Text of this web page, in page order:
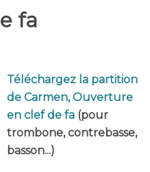
fa
Téléchargez la partition
de Carmen, Ouverture
en clef de fa (pour
trombone, contrebasse,
basson...)